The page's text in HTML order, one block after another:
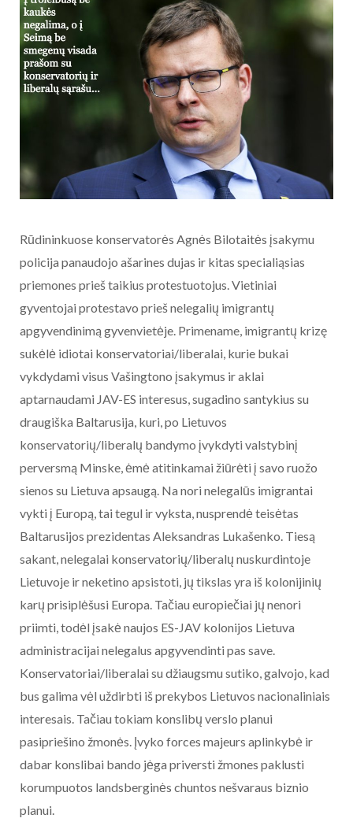
Rūdininkuose konservatorės Agnės Bilotaitės įsakymu
policija panaudojo ašarines dujas ir kitas specialiąsias
priemones prieš taikius protestuotojus. Vietiniai
gyventojai protestavo prieš nelegalių imigrantų
apgyvendinimą gyvenvietėje. Primename, imigrantų krizę
sukėlė idiotai konservatoriai/liberalai, kurie bukai
vykdydami visus Vašingtono įsakymus ir aklai
aptarnaudami JAV-ES interesus, sugadino santykius su
draugiška Baltarusija, kuri, po Lietuvos
konservatorių/liberalų bandymo įvykdyti valstybinį
perversmą Minske, ėmė atitinkamai žiūrėti į savo ruožo
sienos su Lietuva apsaugą. Na nori nelegalūs imigrantai
vykti į Europą, tai tegul ir vyksta, nusprendė teisėtas
Baltarusijos prezidentas Aleksandras Lukašenko. Tiesą
sakant, nelegalai konservatorių/liberalų nuskurdintoje
Lietuvoje ir neketino apsistoti, jų tikslas yra iš kolonijinių
karų prisiplėšusi Europa. Tačiau europiečiai jų nenori
priimti, todėl įsakė naujos ES-JAV kolonijos Lietuva
administracijai nelegalus apgyvendinti pas save.
Konservatoriai/liberalai su džiaugsmu sutiko, galvojo, kad
bus galima vėl uždirbti iš prekybos Lietuvos nacionaliniais
interesais. Tačiau tokiam konslibų verslo planui
pasipriešino žmonės. Įvyko forces majeurs aplinkybė ir
dabar konslibai bando jėga priversti žmones paklusti
korumpuotos landsberginės chuntos nešvaraus biznio
planui.